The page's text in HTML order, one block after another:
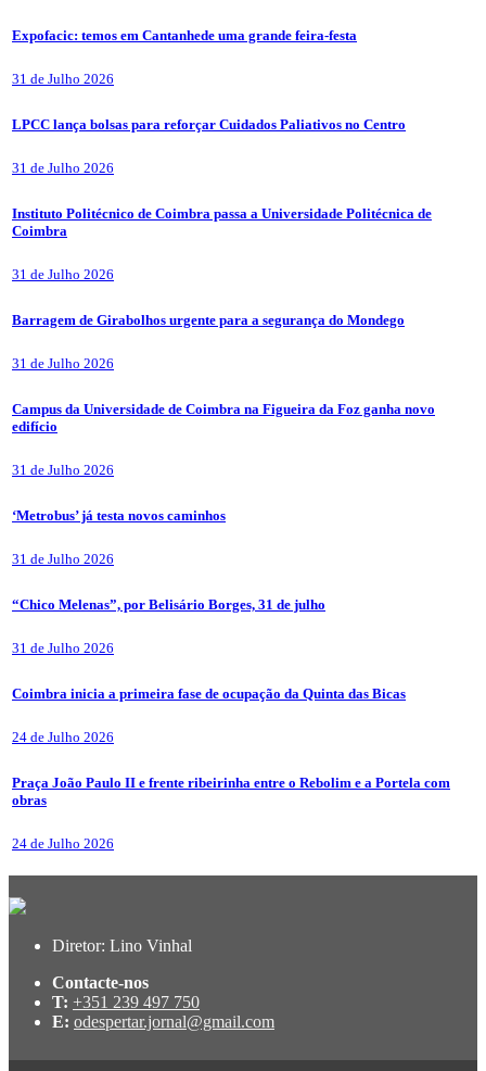
Expofacic: temos em Cantanhede uma grande feira-festa
31 de Julho 2026
LPCC lança bolsas para reforçar Cuidados Paliativos no Centro
31 de Julho 2026
Instituto Politécnico de Coimbra passa a Universidade Politécnica de
Coimbra
31 de Julho 2026
Barragem de Girabolhos urgente para a segurança do Mondego
31 de Julho 2026
Campus da Universidade de Coimbra na Figueira da Foz ganha novo
edifício
31 de Julho 2026
‘Metrobus’ já testa novos caminhos
31 de Julho 2026
“Chico Melenas”, por Belisário Borges, 31 de julho
31 de Julho 2026
Coimbra inicia a primeira fase de ocupação da Quinta das Bicas
24 de Julho 2026
Praça João Paulo II e frente ribeirinha entre o Rebolim e a Portela com
obras
24 de Julho 2026
Diretor: Lino Vinhal
Contacte-nos
T: +351 239 497 750
E: odespertar.jornal@gmail.com